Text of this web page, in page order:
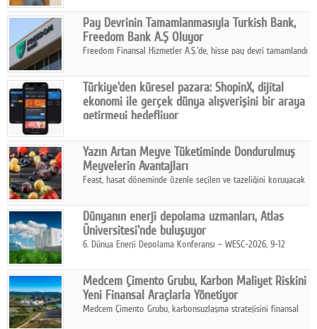
Pay Devrinin Tamamlanmasıyla Turkish Bank,
Freedom Bank A.Ş Oluyor
Freedom Finansal Hizmetler A.Ş.'de, hisse pay devri tamamlandı
Turkish Bank'ın ticaret unvanının “Freedom Bank A.Ş.” olmasına
karar verildi.
Türkiye'den küresel pazara: ShopinX, dijital
ekonomi ile gerçek dünya alışverişini bir araya
getirmeyi hedefliyor
ekonomi ile gerçek dünya alışveriş deneyimi arasında köprü
kurmayı hedefleyen vizyonuyla uluslararası pazarlara açılıyor.
Yazın Artan Meyve Tüketiminde Dondurulmuş
Meyvelerin Avantajları
Feast, hasat döneminde özenle seçilen ve tazeliğini koruyacak
pratik, güvenilir ve lezzetli bir alternatif sunuyor.
Dünyanın enerji depolama uzmanları, Atlas
Üniversitesi'nde buluşuyor
6. Dünya Enerji Depolama Konferansı – WESC-2026, 9-12
sahipliğinde gerçekleştirilecek.
Medcem Çimento Grubu, Karbon Maliyet Riskini
Yeni Finansal Araçlarla Yönetiyor
Medcem Çimento Grubu, karbonsuzlaşma stratejisini finansal